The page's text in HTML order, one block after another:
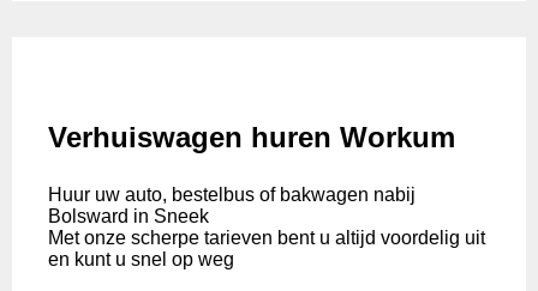
Verhuiswagen huren Workum
Huur uw auto, bestelbus of bakwagen nabij
Bolsward in Sneek
Met onze scherpe tarieven bent u altijd voordelig uit
en kunt u snel op weg